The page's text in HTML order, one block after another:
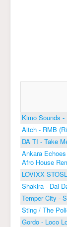
Kimo Sounds -
Aitch - RMB
DA TI - Take
Ankara
Afro House
LOVIXX
Shakira - Dai
Temper City -
Sting / The
Gordo - Loco